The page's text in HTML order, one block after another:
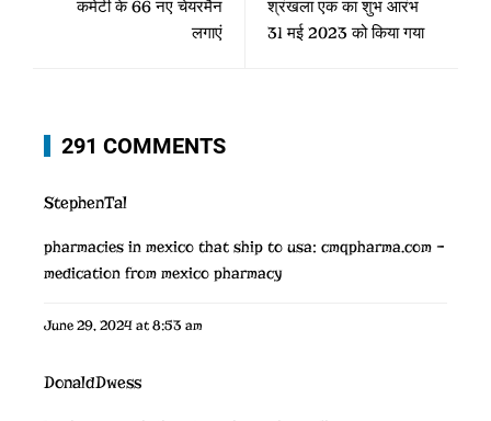
कमेटी के 66 नए चेयरमैन
लगाएं
श्रंखला एक का शुभ आरंभ
31 मई 2023 को किया गया
291 COMMENTS
StephenTal
pharmacies in mexico that ship to usa: cmqpharma.com –
medication from mexico pharmacy
June 29, 2024 at 8:53 am
DonaldDwess